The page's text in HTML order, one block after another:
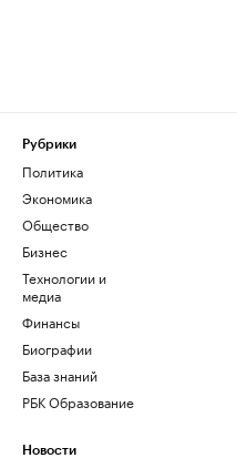
Рубрики
Политика
Экономика
Общество
Бизнес
Технологии и
медиа
Финансы
Биографии
База знаний
РБК Образование
Новости